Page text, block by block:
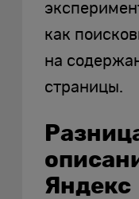
как
на
страницы.
Яндекс